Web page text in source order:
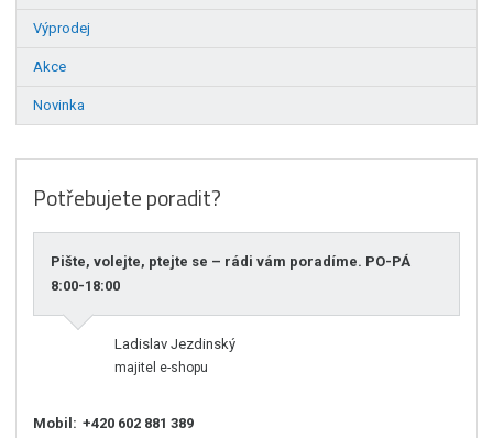
Výprodej
Akce
Novinka
Potřebujete poradit?
Pište, volejte, ptejte se – rádi vám poradíme. PO-PÁ
8:00-18:00
Ladislav Jezdinský
majitel e-shopu
Mobil: +420 602 881 389